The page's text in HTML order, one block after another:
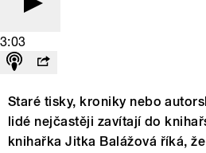
3:03
Staré tisky, kroniky nebo
lidé nejčastěji zavítají do
knihařka Jitka Balážová říká,